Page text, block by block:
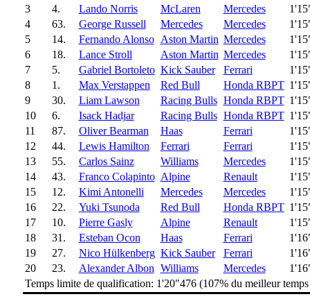
3
4. Lando Norris McLaren Mercedes
4
63. George Russell Mercedes Mercedes
5
14. Fernando Alonso Aston Martin Mercedes
6
18. Lance Stroll Aston Martin Mercedes
7
5. Gabriel Bortoleto Kick Sauber Ferrari
8
1. Max Verstappen Red Bull Honda RBPT
9
30. Liam Lawson Racing Bulls Honda RBPT
10
6. Isack Hadjar Racing Bulls Honda RBPT
11
87. Oliver Bearman Haas Ferrari
12
44. Lewis Hamilton Ferrari Ferrari
13
55. Carlos Sainz Williams Mercedes
14
43. Franco Colapinto Alpine Renault
15
12. Kimi Antonelli Mercedes Mercedes
16
22. Yuki Tsunoda Red Bull Honda RBPT
17
10. Pierre Gasly Alpine Renault
18
31. Esteban Ocon Haas Ferrari
19
27. Nico Hülkenberg Kick Sauber Ferrari
20
23. Alexander Albon Williams Mercedes
Temps limite de qualification: 1'20"476 (107% du meilleur